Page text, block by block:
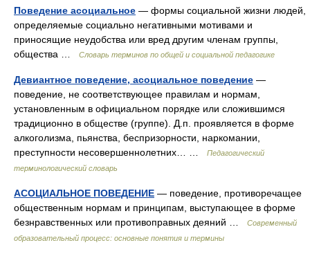
Поведение асоциальное — формы социальной жизни людей,
определяемые социально негативными мотивами и
приносящие неудобства или вред другим членам группы,
общества …
Словарь терминов по общей и социальной педагогике
Девиантное поведение, асоциальное поведение —
поведение, не соответствующее правилам и нормам,
установленным в официальном порядке или сложившимся
традиционно в обществе (группе). Д.п. проявляется в форме
алкоголизма, пьянства, беспризорности, наркомании,
преступности несовершеннолетних… …
Педагогический
терминологический словарь
АСОЦИАЛЬНОЕ ПОВЕДЕНИЕ — поведение, противоречащее
общественным нормам и принципам, выступающее в форме
безнравственных или противоправных деяний …
Современный
образовательный процесс: основные понятия и термины